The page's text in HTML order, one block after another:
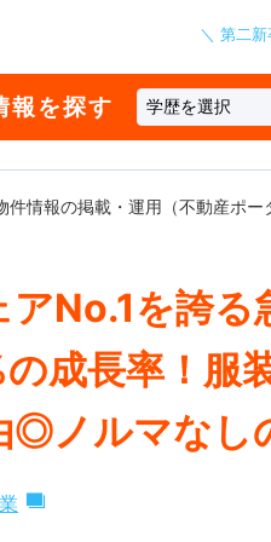
＼ 第二
報を探す
件情報の掲載・運用（不動産ポ
アNo.1を誇
成長率！服
◎ノルマなし